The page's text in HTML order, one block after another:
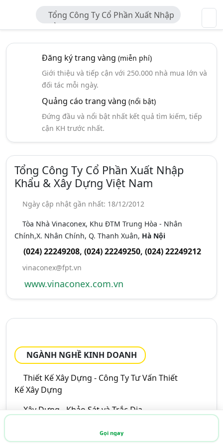
Tổng Công Ty Cổ Phần Xuất Nhập
Khẩu & Xây Dựng Việt Nam
Đăng ký trang vàng (miễn phí)
Giới thiệu và tiếp cận với 250.000 nhà mua lớn và
đối tác mỗi ngày.
Quảng cáo trang vàng (nổi bật)
Đứng đầu và nổi bật nhất kết quả tìm kiếm, tiếp
cận KH trước nhất.
Tổng Công Ty Cổ Phần Xuất Nhập
Khẩu & Xây Dựng Việt Nam
Ngày cập nhật gần nhất: 18/12/2012
Tòa Nhà Vinaconex, Khu ĐTM Trung Hòa - Nhân
Chính,X. Nhân Chính, Q. Thanh Xuân, Hà Nội
(024) 22249208, (024) 22249250, (024) 22249212
vinaconex@fpt.vn
www.vinaconex.com.vn
NGÀNH NGHỀ KINH DOANH
Thiết Kế Xây Dựng - Công Ty Tư Vấn Thiết
Kế Xây Dựng
Xây Dựng - Khảo Sát và Trắc Địa
Xây Dựng - Nhà Thầu Xây Dựng
Gọi ngay